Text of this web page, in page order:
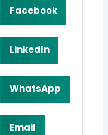
Facebook
LinkedIn
WhatsApp
Email